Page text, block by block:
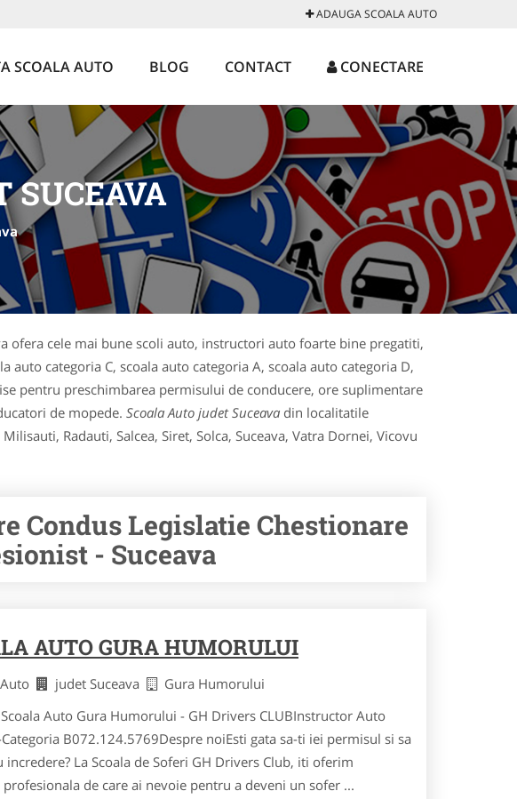
ADAUGA SCOALA AUTO
SCOALA AUTO BLOG CONTACT CONECTARE
SUCEAVA
ofera cele mai bune scoli auto, instructori auto foarte bine pregatiti,
categoria C, scoala auto categoria A, scoala auto categoria D,
pentru preschimbarea permisului de conducere, ore suplimentare
de mopede. Scoala Auto judet Suceava din localitatile
Radauti, Salcea, Siret, Solca, Suceava, Vatra Dornei, Vicovu
Condus Legislatie Chestionare
- Suceava
AUTO GURA HUMORULUI
judet Suceava
Gura Humorului
Auto Gura Humorului - GH Drivers CLUBInstructor Auto
B072.124.5769Despre noiEsti gata sa-ti iei permisul si sa
incredere? La Scoala de Soferi GH Drivers Club, iti oferim
de care ai nevoie pentru a deveni un sofer ...